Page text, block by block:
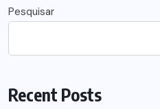
Pesquisar
Recent Posts